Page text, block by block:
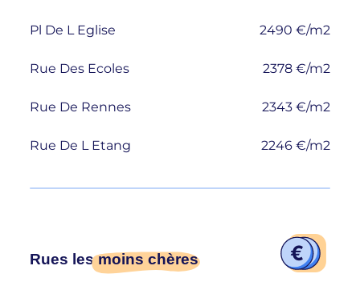
Pl De L Eglise 2490 €/m2
Rue Des Ecoles 2378 €/m2
Rue De Rennes 2343 €/m2
Rue De L Etang 2246 €/m2
Rues lesmoins chères